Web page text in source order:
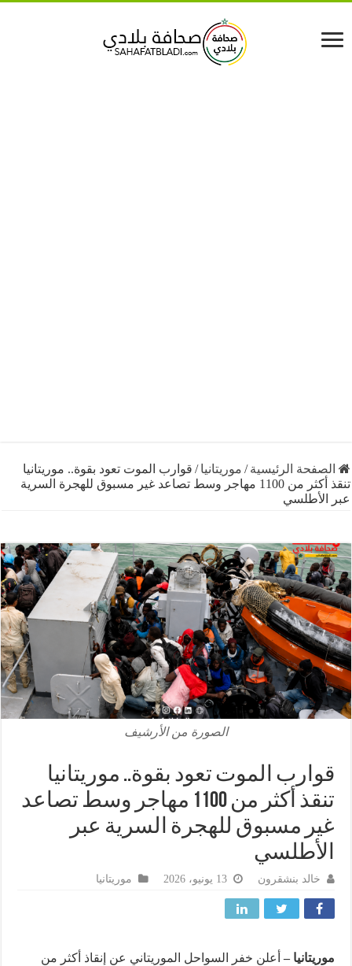
الرئيسية /موريتانيا/ قوارب الموت تعود بقوة.. موريتانيا
تنقذ أكثر من 1100 مهاجر وسط تصاعد غير مسبوق للهجرة السرية
الصورة من الأرشيف
الموت تعود بقوة.. موريتانيا
تنقذ أكثر من 1100 مهاجر وسط تصاعد
مسبوق للهجرة السرية عبر
خالد بنشقرون موريتانيا
–أعلن خفر السواحل الموريتاني عن إنقاذ أكثر من